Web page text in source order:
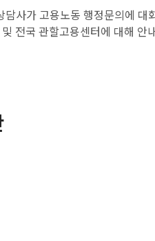
담사가 고용노동 행정문의에
전국 관할고용센터에 대해 안